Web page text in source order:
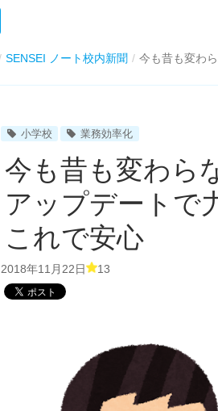
SENSEI ノート校内新聞 今も昔も変わ
小学校 業務効率化
今も昔も変わ
アップデートで
これで安心
2018年11月22日 13